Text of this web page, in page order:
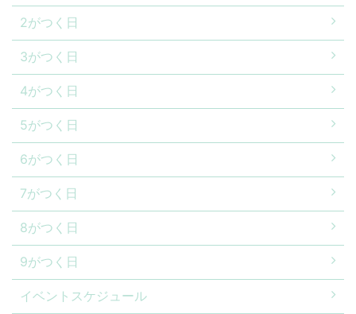
2がつく日
3がつく日
4がつく日
5がつく日
6がつく日
7がつく日
8がつく日
9がつく日
イベントスケジュール